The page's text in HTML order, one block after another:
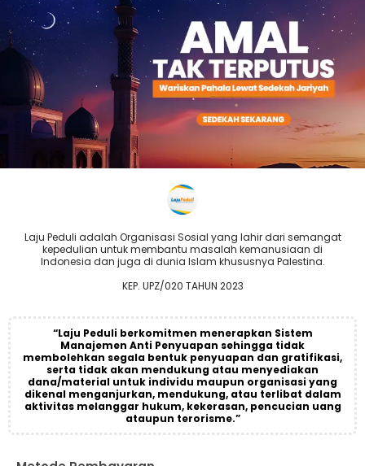
Laju Peduli adalah Organisasi Sosial yang lahir dari semangat
kepedulian untuk membantu masalah kemanusiaan di
Indonesia dan juga di dunia Islam khususnya Palestina.
KEP. UPZ/020 TAHUN 2023
“Laju Peduli berkomitmen menerapkan Sistem
Manajemen Anti Penyuapan sehingga tidak
membolehkan segala bentuk penyuapan dan gratifikasi,
serta tidak akan mendukung atau menyediakan
dana/material untuk individu maupun organisasi yang
dikenal menganjurkan, mendukung, atau terlibat dalam
aktivitas melanggar hukum, kekerasan, pencucian uang
ataupun terorisme.”